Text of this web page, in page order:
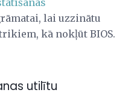
lai uzzinātu
kā nokļūt BIOS.
utilītu